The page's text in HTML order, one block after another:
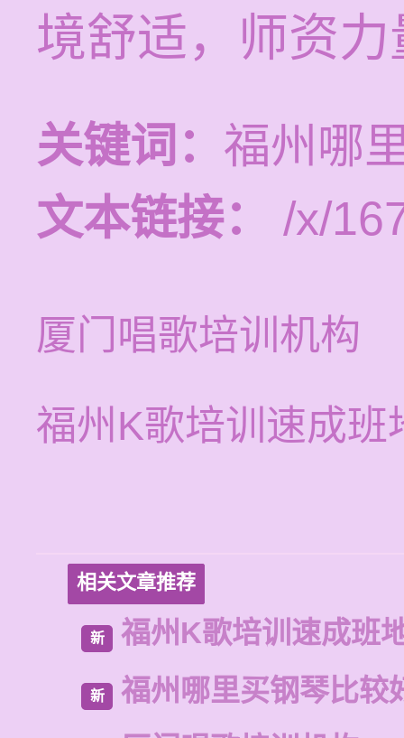
境舒适，师资
关键词： 福州哪
文本链接：
/x/
厦门唱歌培训机构
福州K歌培训速成班
相关文章推荐
新 福州K歌培训速成班
新
福州哪里买钢琴比较